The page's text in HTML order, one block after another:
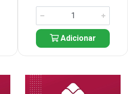
Adicionar